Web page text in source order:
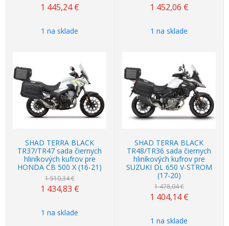
1 445,24 €
1 na sklade
1 452,06 €
1 na sklade
Akcia
SHAD TERRA BLACK
TR37/TR47 sada čiernych
hliníkových kufrov pre
HONDA CB 500 X (16-21)
1 510,34 €
1 434,83 €
1 na sklade
Akcia
SHAD TERRA BLACK
TR48/TR36 sada čiernych
hliníkových kufrov pre
SUZUKI DL 650 V-STROM
(17-20)
1 478,04 €
1 404,14 €
1 na sklade